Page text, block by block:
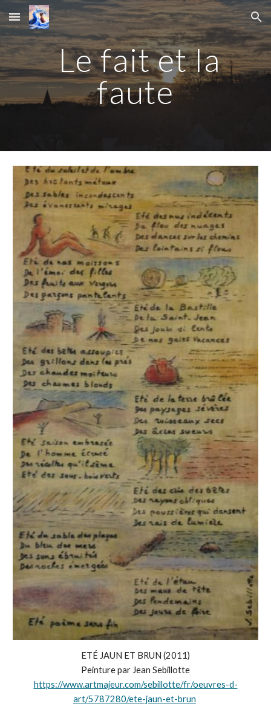
Skip to main content Skip to navigation
Le fait et la
faute
ETÉ JAUN ET BRUN (2011)
Peinture par Jean Sebillotte
https://www.artmajeur.com/sebillotte/fr/oeuvres-d-
art/5787280/ete-jaun-et-brun